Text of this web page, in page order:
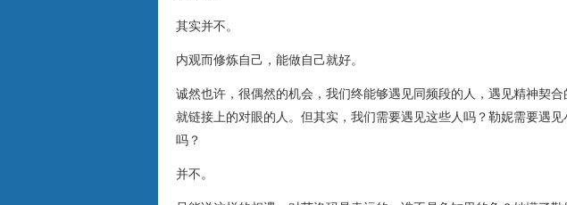
其实并不。
内观而修炼自己，能做自己就好。
诚然也许，很偶然的机会，我们终能够遇见同频段的人，遇见精神契
就链接上的对眼的人。但其实，我们需要遇见这些人吗？勒妮需要遇
吗？
并不。